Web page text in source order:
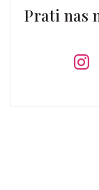
Prati nas